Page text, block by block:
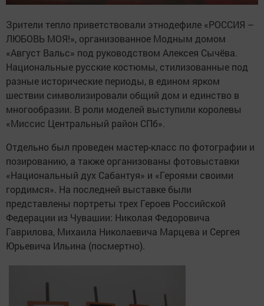
Зрители тепло приветствовали этнодефиле «РОССИЯ –
ЛЮБОВЬ МОЯ!», организованное Модным домом
«Август Вальс» под руководством Алексея Сычёва.
Национальные русские костюмы, стилизованные под
разные исторические периоды, в едином ярком
шествии символизировали общий дом и единство в
многообразии. В роли моделей выступили королевы
«Миссис Центральный район СПб».
Отдельно был проведен мастер-класс по фотографии и
позированию, а также организованы фотовыставки
«Национальный дух Сабантуя» и «Героями своими
гордимся». На последней выставке были
представлены портреты трех Героев Российской
Федерации из Чувашии: Николая Федоровича
Гаврилова, Михаила Николаевича Марцева и Сергея
Юрьевича Ильина (посмертно).